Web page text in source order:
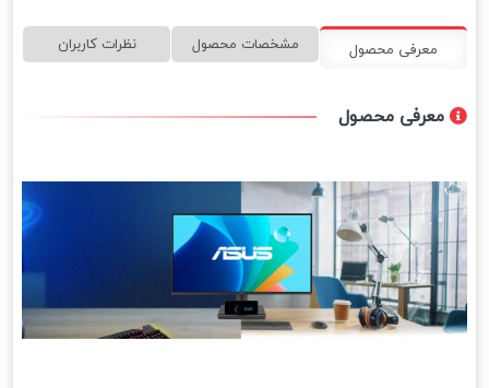
معرفی محصول مشخصات محصول نظرات کاربران
معرفی محصول